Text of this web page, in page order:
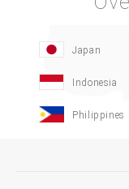
Japan
Indonesia
Philippines